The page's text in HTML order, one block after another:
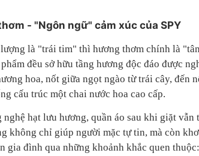
- "Ngôn ngữ" cảm xúc của SPY
là "trái tim" thì hương thơm chính là
đều sở hữu tầng hương độc đáo được
hoa, nốt giữa ngọt ngào từ trái cây, đến
cấu trúc một chai nước hoa cao cấp.
nghệ hạt lưu hương, quần áo sau khi giặt vẫn
không chỉ giúp người mặc tự tin, mà còn
gia đình qua những khoảnh khắc quen